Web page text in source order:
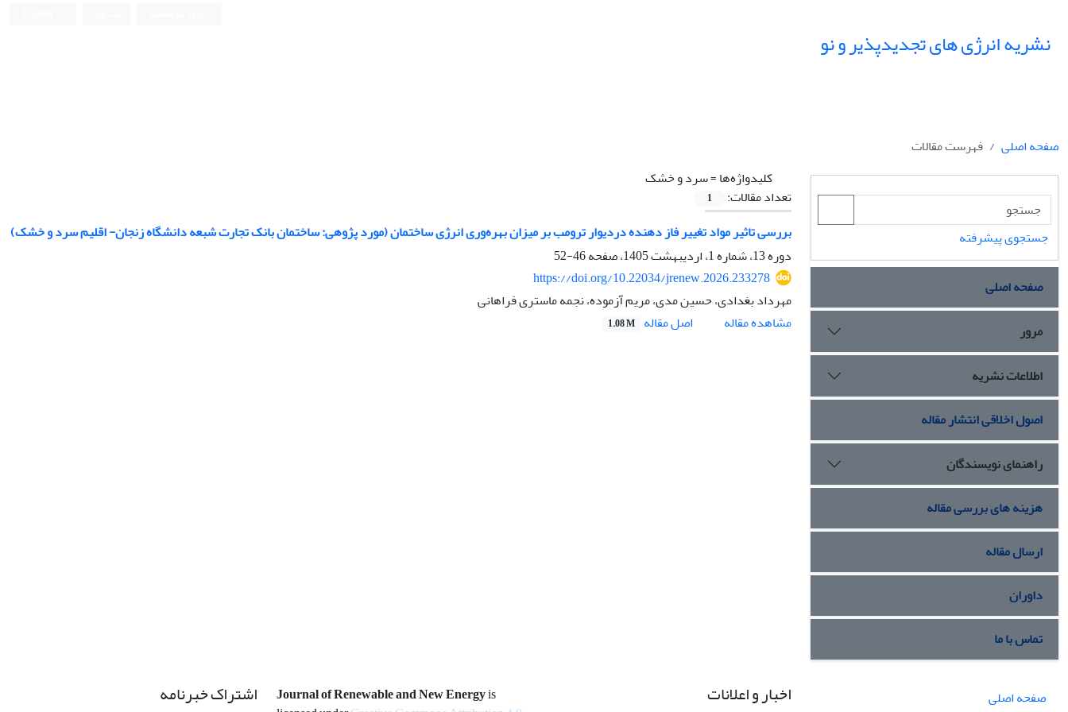
نشریه انرژی های تجدیدپذیر و نو
صفحه اصلی
فهرست مقالات
کلیدواژه‌ها =سرد و خشک
تعداد مقالات:
1
بررسی تاثیر مواد تغییر فاز دهنده دردیوار ترومب بر میزان بهره‌وری انرژی ساختمان (مورد پژوهی: ساختمان بانک تجارت شبعه دانشگاه زنجان- اقلیم سرد و خشک)
دوره 13، شماره 1، اردیبهشت 1405، صفحه
46-52
https://doi.org/10.22034/jrenew.2026.233278
مهرداد بغدادی، حسین مدی، مریم آزموده، نجمه ماستری فراهانی
مشاهده مقاله
اصل مقاله 1.08 M
جستجوی پیشرفته
صفحه اصلی
مرور
اطلاعات نشریه
اصول اخلاقی انتشار مقاله
راهنمای نویسندگان
هزینه های بررسی مقاله
ارسال مقاله
داوران
تماس با ما
صفحه اصلی
اخبار و اعلانات Journal of Renewable and New Energyis
اشتراک خبرنامه